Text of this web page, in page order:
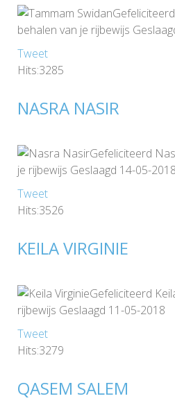
behalen van je rijbewijs
Tweet
Hits:3285
NASRA NASIR
Gefeliciteerd
je rijbewijs Geslaagd 14-05-2018
Tweet
Hits:3526
KEILA VIRGINIE
Gefeliciteerd
rijbewijs Geslaagd 11-05-2018
Tweet
Hits:3279
QASEM SALEM